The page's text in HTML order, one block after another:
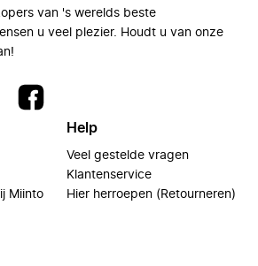
van 's werelds beste
u veel plezier. Houdt u van onze
Miinto
Help
Veel gestelde vragen
Klantenservice
Hier herroepen (Retourneren)